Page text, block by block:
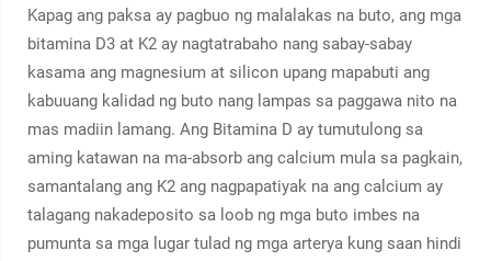
Kapag ang paksa ay pagbuo ng malalakas na buto, ang mga
bitamina D3 at K2 ay nagtatrabaho nang sabay-sabay
kasama ang magnesium at silicon upang mapabuti ang
kabuuang kalidad ng buto nang lampas sa paggawa nito na
mas madiin lamang. Ang Bitamina D ay tumutulong sa
aming katawan na ma-absorb ang calcium mula sa pagkain,
samantalang ang K2 ang nagpapatiyak na ang calcium ay
talagang nakadeposito sa loob ng mga buto imbes na
pumunta sa mga lugar tulad ng mga arterya kung saan hindi